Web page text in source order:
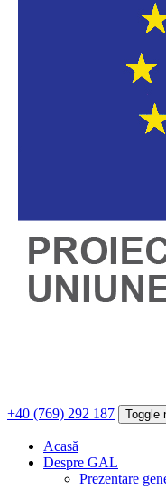
+40 (769) 292 187 Toggle
Acasă
Despre GAL
Prezentare